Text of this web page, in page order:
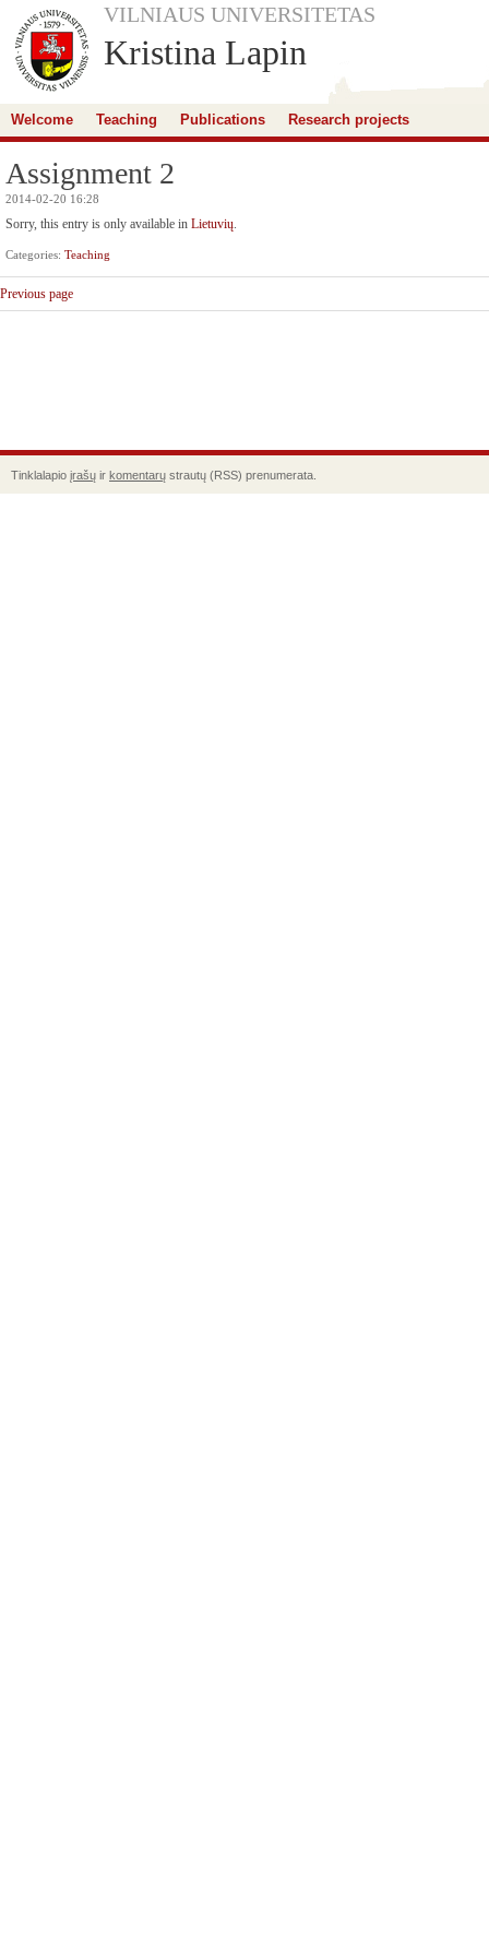
VILNIAUS UNIVERSITETAS
Kristina Lapin
Welcome Teaching Publications Research projects
Assignment 2
2014-02-20 16:28
Sorry, this entry is only available in Lietuvių.
Categories: Teaching
Previous page
Tinklalapio įrašų ir komentarų strautų (RSS) prenumerata.